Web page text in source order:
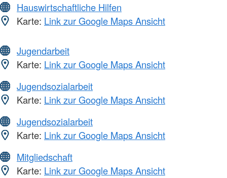
Hauswirtschaftliche Hilfen
Karte: Link zur Google Maps Ansicht
Jugendarbeit
Karte: Link zur Google Maps Ansicht
Jugendsozialarbeit
Karte: Link zur Google Maps Ansicht
Jugendsozialarbeit
Karte: Link zur Google Maps Ansicht
Mitgliedschaft
Karte: Link zur Google Maps Ansicht